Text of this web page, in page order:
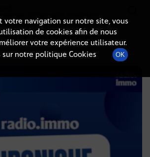
DE L'ÉPISODE
: 3 minutes
votre navigation sur notre site, vous
de cookies afin de nous
votre expérience utilisateur.
sur notre politique Cookies
OK